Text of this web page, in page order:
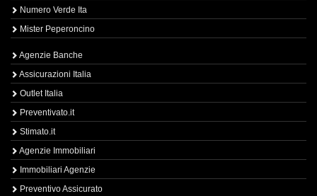
Numero Verde Ita
Mister Peperoncino
Agenzie Banche
Assicurazioni Italia
Outlet Italia
Preventivato.it
Stimato.it
Agenzie Immobiliari
Immobiliari Agenzie
Preventivo Assicurato